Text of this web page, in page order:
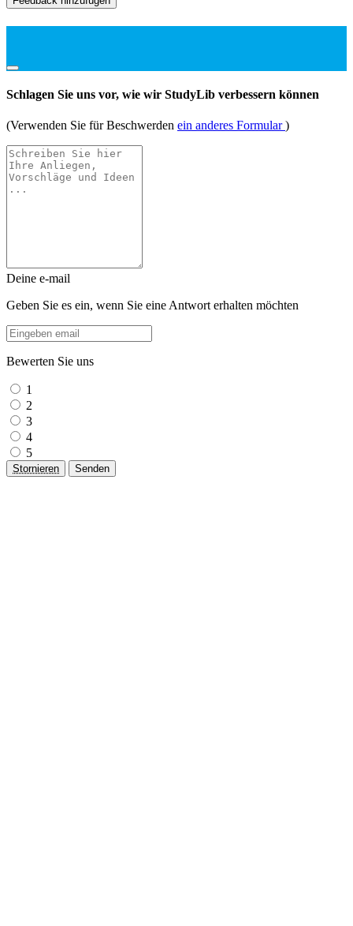
Schlagen Sie uns vor, wie wir StudyLib verbessern können
(Verwenden Sie für Beschwerden ein anderes Formular)
Deine e-mail
Geben Sie es ein, wenn Sie eine Antwort erhalten möchten
Bewerten Sie uns
1
2
3
4
5
Stornieren Senden